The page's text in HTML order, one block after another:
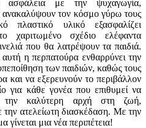
ασφάλεια με την ψυχαγωγία,
ανακαλύψουν τον κόσμο γύρω τους
πλαστικό υλικό εξασφαλίζει
χαριτωμένο σχέδιο ελέφαντα
που θα λατρέψουν τα παιδιά.
η περπατούρα ενθαρρύνει την
των παιδιών, καθώς τους
και να εξερευνούν το περιβάλλον
για κάθε γονέα που επιθυμεί να
την καλύτερη αρχή στη ζωή,
την ατελείωτη διασκέδαση. Με την
μια νέα περιπέτεια!